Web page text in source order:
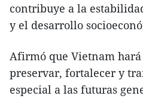
contribuye a la
y el desarrollo
Afirmó que Vietnam
preservar, fortalecer y
especial a las futuras